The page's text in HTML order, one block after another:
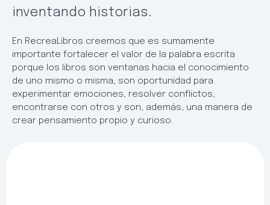
inventando historias.
En RecreaLibros creemos que es sumamente
importante fortalecer el valor de la palabra escrita
porque los libros son ventanas hacia el conocimiento
de uno mismo o misma, son oportunidad para
experimentar emociones, resolver conflictos,
encontrarse con otros y son, además, una manera de
crear pensamiento propio y curioso.